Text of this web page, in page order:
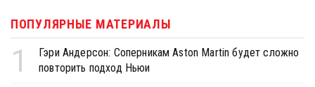
ПОПУЛЯРНЫЕ МАТЕРИАЛЫ
1
Гэри Андерсон: Соперникам Aston Martin будет сложно
повторить подход Ньюи